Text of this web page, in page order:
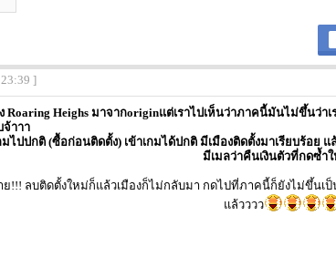
]
Heighs มาจากoriginแต่เราไปเห็นว่าภาคนี้มันไม่ขึ้นว่าเ
จ้าาา
มไปปกติ (ซื้อก่อนติดตั้ง) เข้าเกมได้ปกติ มีเมืองติดตั้งมาเรียบร้อย
มีเมลว่าคืนเงินตัวที่กดซ้ำ
ย!!! ลบติดตั้งใหม่ก็แล้วเมืองก็ไม่กลับมา กดไปที่ภาคนี้ก็ยังไม่ขึ้นเ
แล้วววว